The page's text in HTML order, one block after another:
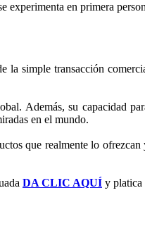
experimenta en primera
simple transacción
Además, su capacidad
en el mundo.
que realmente lo
DA CLIC AQUÍ y platica